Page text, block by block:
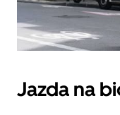
Jazda na